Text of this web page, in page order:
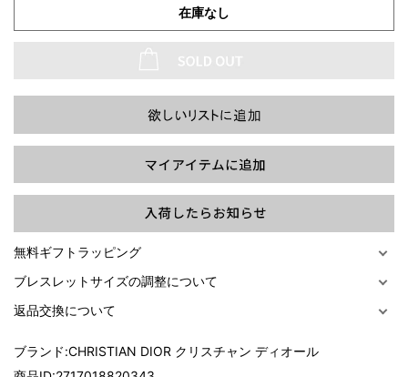
過去の特集をすべて見る>>
在庫なし
無料ギフトラッピング
ブレスレットサイズの調整について
返品交換について
ブランド:CHRISTIAN DIOR クリスチャン ディオール